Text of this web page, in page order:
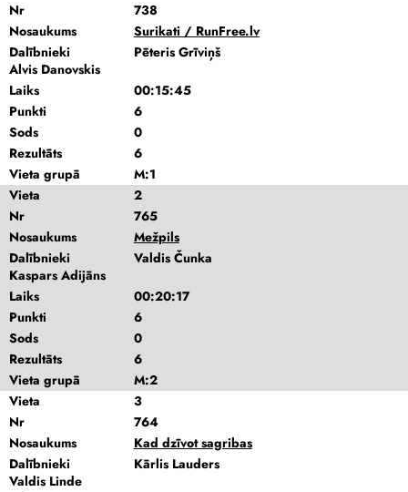
Nr
738
Nosaukums
Surikati / RunFree.lv
Dalībnieki
Pēteris Grīviņš
Alvis Danovskis
Laiks
00:15:45
Punkti
6
Sods
0
Rezultāts
6
Vieta grupā
M:1
Vieta
2
Nr
765
Nosaukums
Mežpils
Dalībnieki
Valdis Čunka
Kaspars Adijāns
Laiks
00:20:17
Punkti
6
Sods
0
Rezultāts
6
Vieta grupā
M:2
Vieta
3
Nr
764
Nosaukums
Kad dzīvot sagribas
Dalībnieki
Kārlis Lauders
Valdis Linde